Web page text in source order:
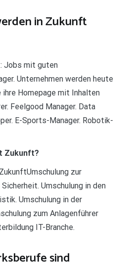
in Zukunft
Jobs mit guten
Unternehmen werden heute
Homepage mit Inhalten
Feelgood Manager. Data
E-Sports-Manager. Robotik-
Zukunft?
zur
Umschulung in den
Umschulung in der
zum Anlagenführer
IT-Branche.
sind